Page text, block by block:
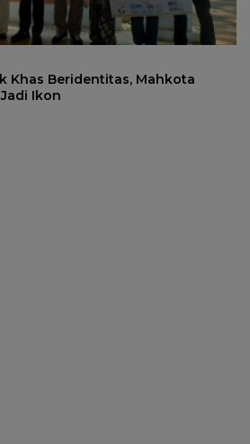
Khas Beridentitas, Mahkota
Ikon